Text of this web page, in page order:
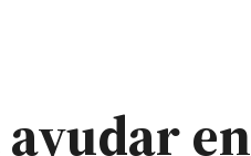
en